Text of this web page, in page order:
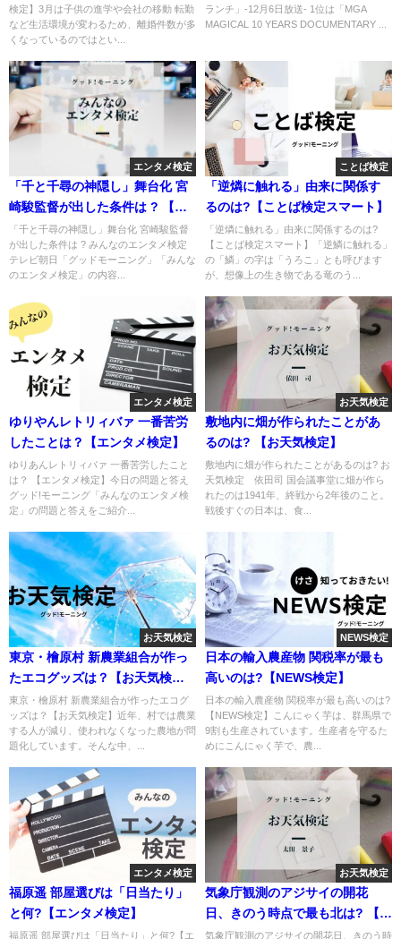
検定】3月は子供の進学や会社の移動 転勤
など生活環境が変わるため、離婚件数が多
くなっているのではとい...
ランチ」-12月6日放送- 1位は「MGA
MAGICAL 10 YEARS DOCUMENTARY ...
エンタメ検定
「千と千尋の神隠し」舞台化 宮
崎駿監督が出した条件は ? 【エ
ンタメ検定】
「千と千尋の神隠し」舞台化 宮崎駿監督
が出した条件は ? みんなのエンタメ検定
テレビ朝日「グッドモーニング」「みんな
のエンタメ検定」の内容...
ことば検定
「逆燐に触れる」由来に関係す
るのは?【ことば検定スマート】
「逆燐に触れる」由来に関係するのは?
【ことば検定スマート】「逆鱗に触れる」
の「鱗」の字は「うろこ」とも呼びます
が、想像上の生き物である竜のう...
エンタメ検定
ゆりやんレトリィバァ 一番苦労
したことは？【エンタメ検定】
ゆりあんレトリィバァ 一番苦労したこと
は？ 【エンタメ検定】今日の問題と答え
グッド!モーニング「みんなのエンタメ検
定」の問題と答えをご紹介...
お天気検定
敷地内に畑が作られたことがあ
るのは? 【お天気検定】
敷地内に畑が作られたことがあるのは? お
天気検定 依田司 国会議事堂に畑が作ら
れたのは1941年、終戦から2年後のこと。
戦後すぐの日本は、食...
お天気検定
東京・檜原村 新農業組合が作っ
たエコグッズは？【お天気検
定】
東京・檜原村 新農業組合が作ったエコグ
ッズは？【お天気検定】近年、村では農業
する人が減り、使われなくなった農地が問
題化しています。そんな中、...
NEWS検定
日本の輸入農産物 関税率が最も
高いのは?【NEWS検定】
日本の輸入農産物 関税率が最も高いのは?
【NEWS検定】こんにゃく芋は、群馬県で
9割も生産されています。生産者を守るた
めにこんにゃく芋で、農...
エンタメ検定
福原遥 部屋選びは「日当たり」
と何?【エンタメ検定】
福原遥 部屋選びは「日当たり」と何?【エ
お天気検定
気象庁観測のアジサイの開花
日、きのう時点で最も北は? 【お
天気検定】
気象庁観測のアジサイの開花日、きのう時